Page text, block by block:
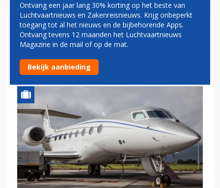
VERKOOP VAN ZAKENJETS
GAAT KOMENDE JAREN HARD
OMHOOG
Ontvang een jaar lang 30% korting op het beste van
Luchtvaartnieuws en Zakenreisnieuws. Krijg onbeperkt
toegang tot al het nieuws en de bijbehorende Apps.
Ontvang tevens 12 maanden het Luchtvaartnieuws
Magazine in de mail of op de mat.
Bekijk aanbieding